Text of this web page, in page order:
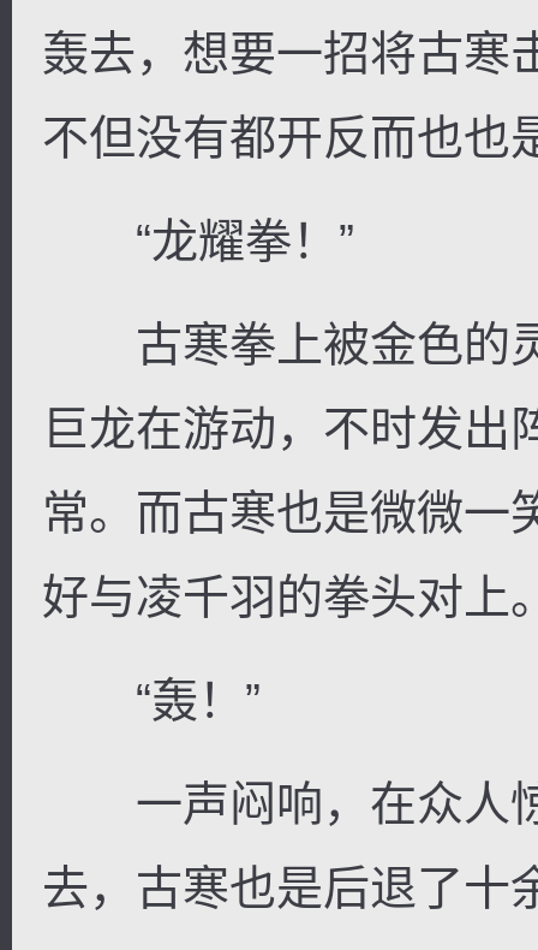
轰去，想要一招将古寒
不但没有都开反而也也
“龙耀拳！”
古寒拳上被金色的
巨龙在游动，不时发出
常。而古寒也是微微一
好与凌千羽的拳头对上
“轰！”
一声闷响，在众人
去，古寒也是后退了十